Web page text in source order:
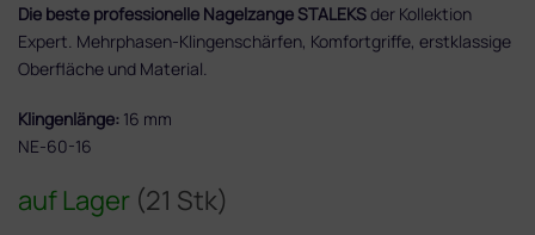
auf Lager (21 Stk)
Die beste professionelle Nagelzange STALEKSder Kollektion
Expert. Mehrphasen-Klingenschärfen, Komfortgriffe, erstklassige
Oberfläche und Material.
Klingenlänge: 16 mm
NE-60-16